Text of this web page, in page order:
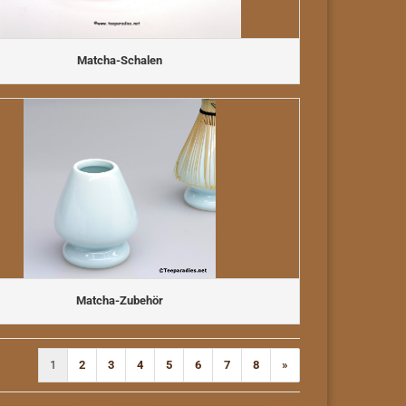
Matcha-Schalen
Matcha-Zubehör
1 2 3 4 5 6 7 8 »